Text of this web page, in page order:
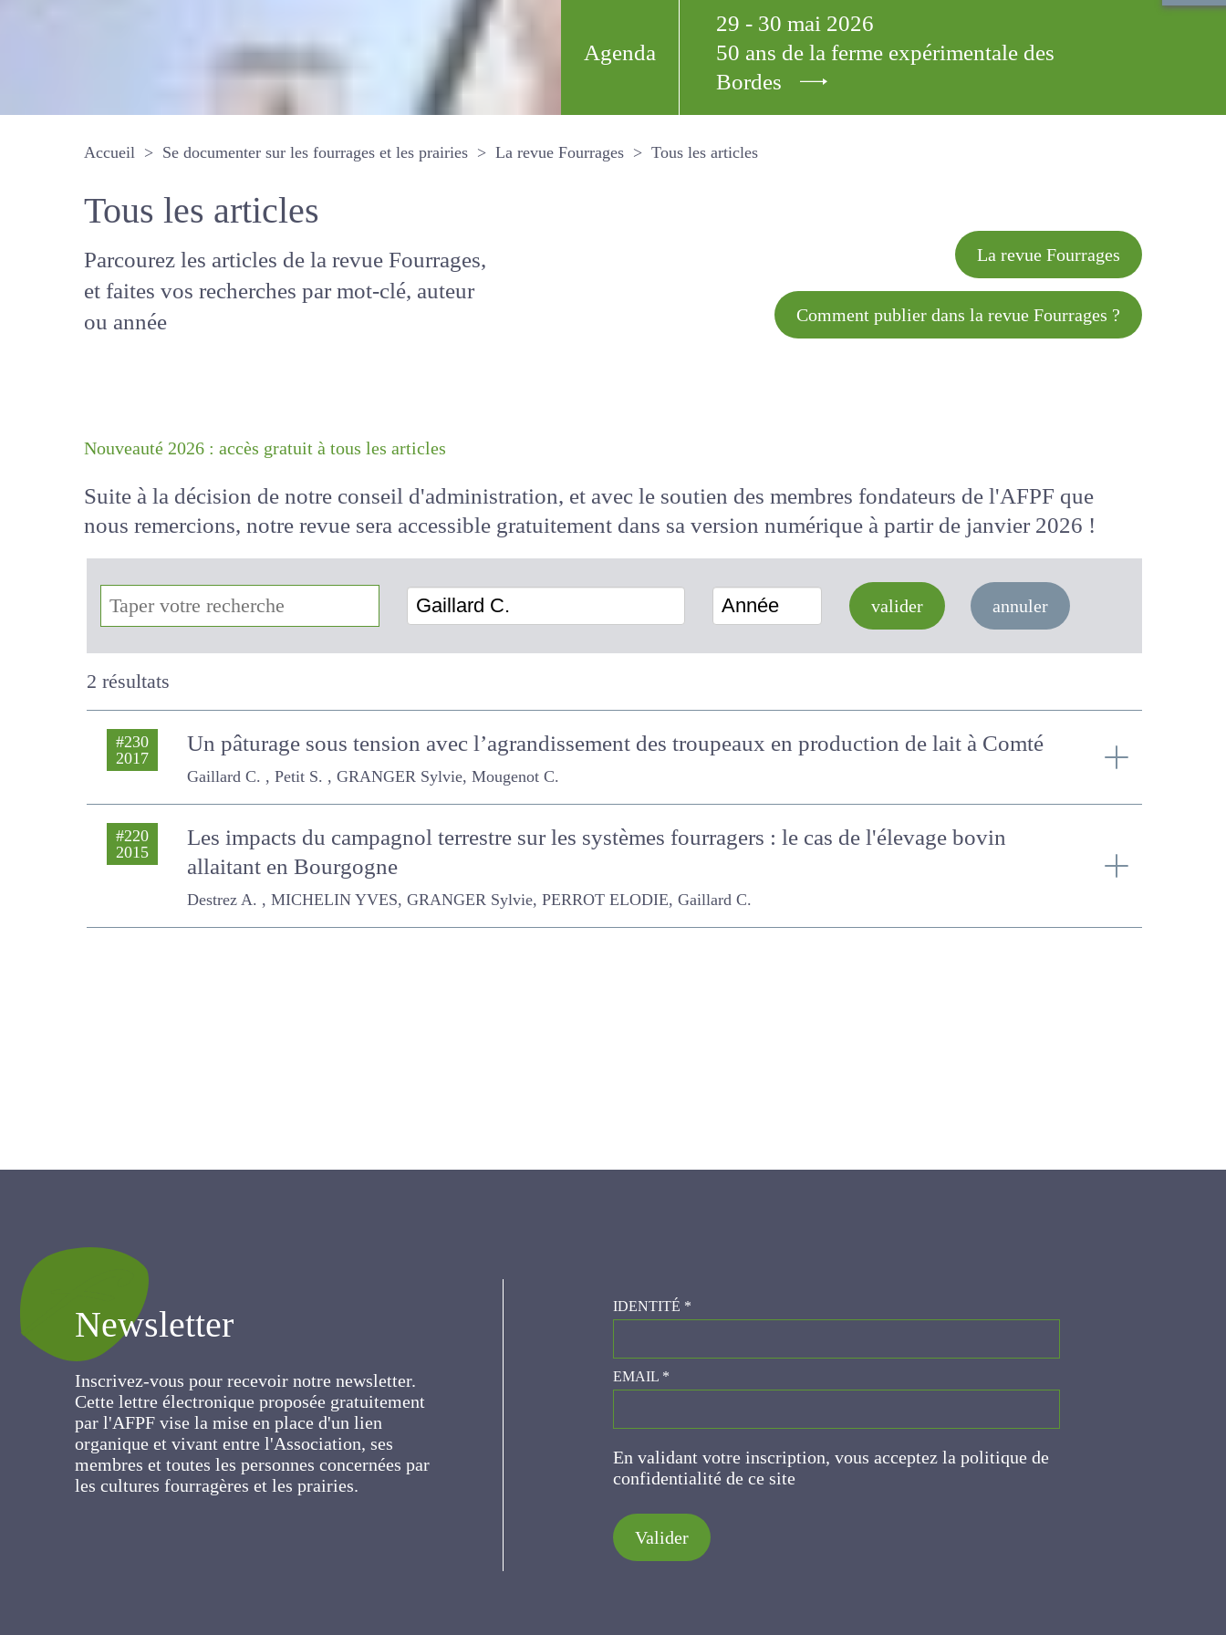
Agenda
29 - 30 mai 2026
50 ans de la ferme expérimentale des
Bordes
Accueil Se documenter sur les fourrages et les prairies La revue Fourrages Tous les articles
Tous les articles
Parcourez les articles de la revue
Fourrages, et faites vos recherches par
mot-clé, auteur ou année
La revue Fourrages
Comment publier dans la revue Fourrages ?
Suite à la décision de notre conseil d'administration, et avec le soutien des membres fondateurs de l'AFPF que
nous remercions, notre revue sera accessiblegratuitementdans sa version numériqueà partir de janvier 2026
!
Gaillard C. Année valider annuler
2 résultats
#230
2017
Un pâturage sous tension avec l’agrandissement des troupeaux en production de lait à
Comté
Gaillard C. , Petit S. , GRANGER Sylvie, Mougenot C.
#220
Les impacts du campagnol terrestre sur les systèmes fourragers : le cas de l'élevage bovin
allaitant en Bourgogne
Destrez A. , MICHELIN YVES, GRANGER Sylvie, PERROT ELODIE, Gaillard C.
Newsletter
Inscrivez-vous pour recevoir notre newsletter.
Cette lettre électronique proposée
gratuitement par l'AFPF vise la mise en place
d'un lien organique et vivant entre
l'Association, ses membres et toutes les
personnes concernées par les cultures
fourragères et les prairies.
IDENTITÉ*
EMAIL*
En validant votre inscription, vous acceptez la politique
de confidentialité de ce site
Valider